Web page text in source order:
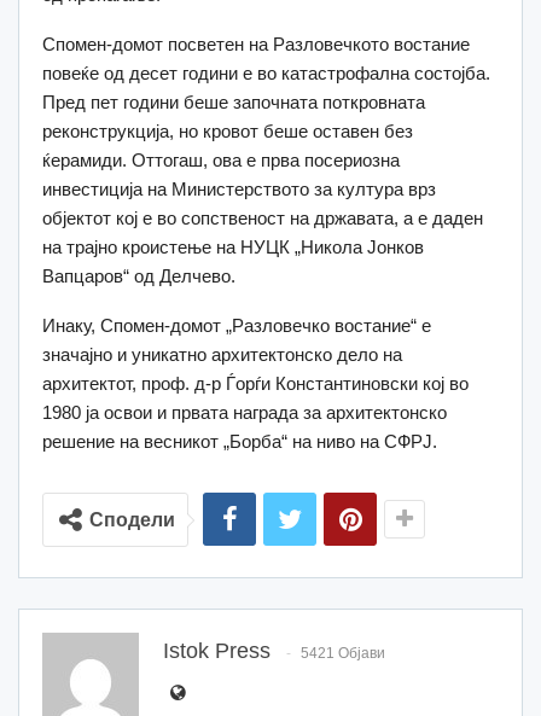
Спомен-домот посветен на Разловечкото востание
повеќе од десет години е во катастрофална состојба.
Пред пет години беше започната поткровната
реконструкција, но кровот беше оставен без
ќерамиди. Оттогаш, ова е прва посериозна
инвестиција на Министерството за култура врз
објектот кој е во сопственост на државата, а е даден
на трајно кроистење на НУЦК „Никола Јонков
Вапцаров“ од Делчево.
Инаку, Спомен-домот „Разловечко востание“ е
значајно и уникатно архитектонско дело на
архитектот, проф. д-р Ѓорѓи Константиновски кој во
1980 ја освои и првата награда за архитектонско
решение на весникот „Борба“ на ниво на СФРЈ.
Сподели
Istok Press 5421 Објави